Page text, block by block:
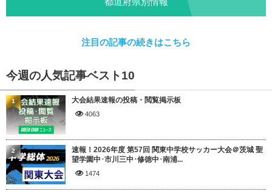
注目の記事の続きはこちら
今週の人気記事ベスト10
大会結果速報の投稿・閲覧掲示板
4063
1
速報！2026年度 第57回 関東中学校サッカー大会＠茨城 聖
望学園中･市川三中･修徳中･南浦...
1474
2